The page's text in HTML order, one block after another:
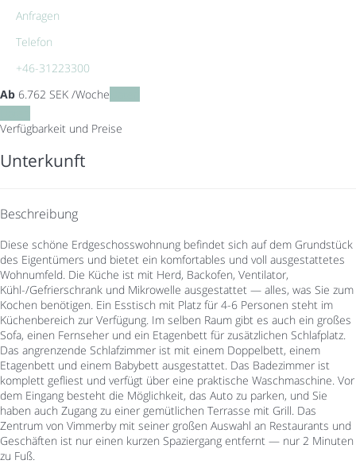
Anfragen
Telefon
+46-31223300
Ab 6.762 SEK /Woche
Verfügbarkeit und Preise
Unterkunft
Beschreibung
Diese schöne Erdgeschosswohnung befindet sich auf dem Grundstück
des Eigentümers und bietet ein komfortables und voll ausgestattetes
Wohnumfeld. Die Küche ist mit Herd, Backofen, Ventilator,
Kühl-/Gefrierschrank und Mikrowelle ausgestattet — alles, was Sie zum
Kochen benötigen. Ein Esstisch mit Platz für 4-6 Personen steht im
Küchenbereich zur Verfügung. Im selben Raum gibt es auch ein großes
Sofa, einen Fernseher und ein Etagenbett für zusätzlichen Schlafplatz.
Das angrenzende Schlafzimmer ist mit einem Doppelbett, einem
Etagenbett und einem Babybett ausgestattet. Das Badezimmer ist
komplett gefliest und verfügt über eine praktische Waschmaschine. Vor
dem Eingang besteht die Möglichkeit, das Auto zu parken, und Sie
haben auch Zugang zu einer gemütlichen Terrasse mit Grill. Das
Zentrum von Vimmerby mit seiner großen Auswahl an Restaurants und
Geschäften ist nur einen kurzen Spaziergang entfernt — nur 2 Minuten
zu Fuß.